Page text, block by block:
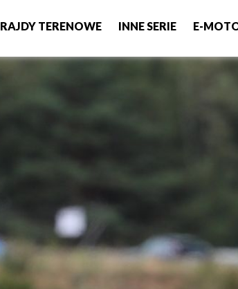
RAJDY TERENOWE INNE SERIE E-